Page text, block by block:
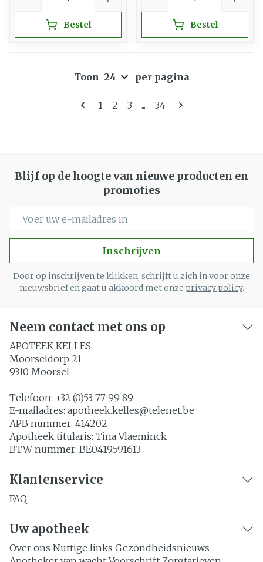
Bestel Bestel
Pagina's
U lees momenteel pagina
1 Pagina
2 Pagina
3 ... Pagina
34
Toon per pagina
Blijf op de hoogte van nieuwe producten en
promoties
Inschrijven
Door op inschrijven te klikken, schrijft u zich in voor onze
nieuwsbrief en gaat u akkoord met onze privacy policy.
Neem contact met ons op
APOTEEK KELLES
Moorseldorp 21
9310 Moorsel
Telefoon: +32 (0)53 77 99 89
E-mailadres: apotheek.kelles@telenet.be
APB nummer: 414202
Apotheek titularis: Tina Vlaeminck
BTW nummer: BE0419591613
Klantenservice
FAQ
Uw apotheek
Over ons Nuttige links Gezondheidsnieuws